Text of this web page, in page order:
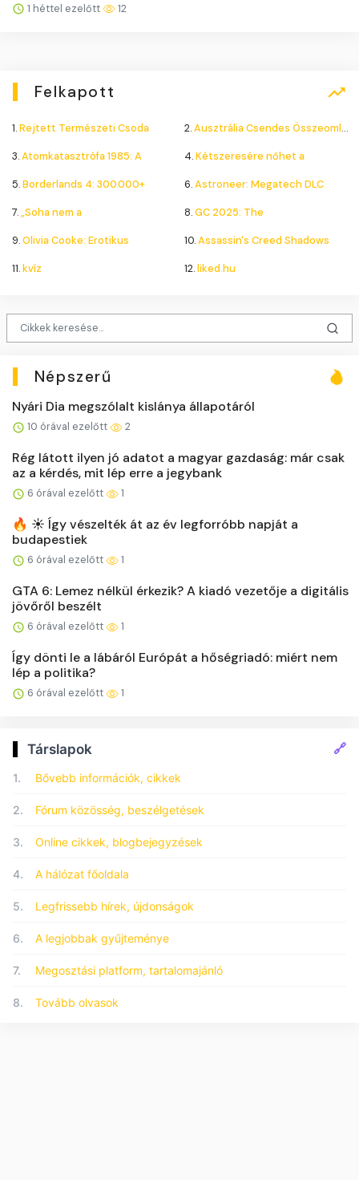
1 héttel ezelőtt 12
Felkapott
1.Rejtett Természeti Csoda 2.Ausztrália Csendes Összeomlása
3.Atomkatasztrófa 1985: A 4.Kétszeresére nőhet a
5.Borderlands 4: 300.000+ 6.Astroneer: Megatech DLC
7.„Soha nem a 8.GC 2025: The
9.Olivia Cooke: Erotikus 10.Assassin's Creed Shadows
11.kvíz 12.liked.hu
Népszerű
Nyári Dia megszólalt kislánya állapotáról
10 órával ezelőtt 2
Rég látott ilyen jó adatot a magyar gazdaság: már csak
az a kérdés, mit lép erre a jegybank
6 órával ezelőtt 1
🔥 ☀️ Így vészelték át az év legforróbb napját a
budapestiek
6 órával ezelőtt 1
GTA 6: Lemez nélkül érkezik? A kiadó vezetője a digitális
jövőről beszélt
6 órával ezelőtt 1
Így dönti le a lábáról Európát a hőségriadó: miért nem
lép a politika?
6 órával ezelőtt 1
Társlapok 🔗
1. Bővebb információk, cikkek
2. Fórum közösség, beszélgetések
3. Online cikkek, blogbejegyzések
4. A hálózat főoldala
5. Legfrissebb hírek, újdonságok
6. A legjobbak gyűjteménye
7. Megosztási platform, tartalomajánló
8. Tovább olvasok